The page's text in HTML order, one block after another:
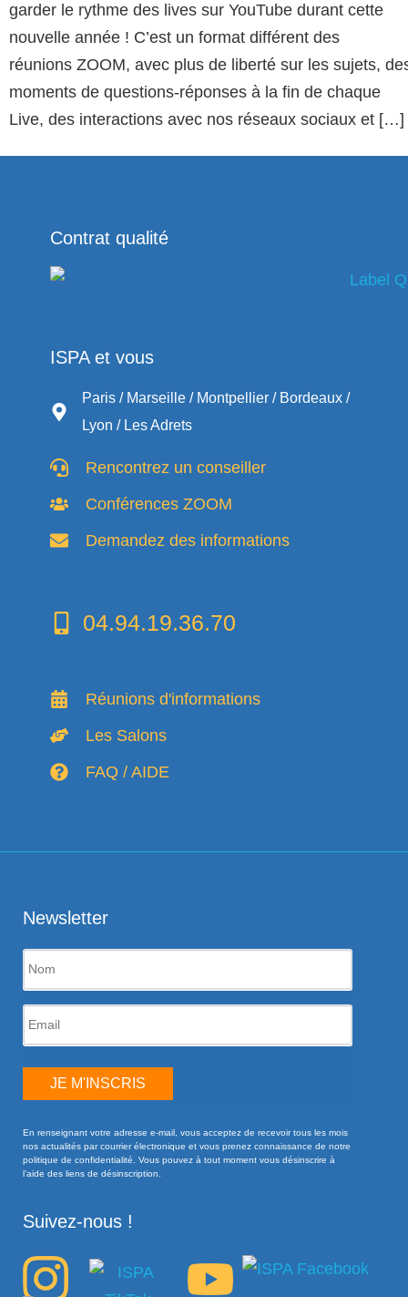
garder le rythme des lives sur YouTube durant cette
nouvelle année ! C’est un format différent des
réunions ZOOM, avec plus de liberté sur les sujets,
moments de questions-réponses à la fin de chaque
Live, des interactions avec nos réseaux sociaux et […]
Contrat qualité
ISPA et vous
Paris / Marseille / Montpellier / Bordeaux /
Lyon / Les Adrets
Rencontrez un conseiller
Conférences ZOOM
Demandez des informations
04.94.19.36.70
Réunions d'informations
Les Salons
FAQ / AIDE
Newsletter
JE M'INSCRIS
En renseignant votre adresse e-mail, vous acceptez de recevoir tous les mois
nos actualités par courrier électronique et vous prenez connaissance de notre
politique de confidentialité. Vous pouvez à tout moment vous désinscrire à
l’aide des liens de désinscription.
Suivez-nous !